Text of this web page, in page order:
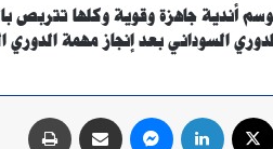
أندية جاهزة وقوية وكلها تتربص
السوداني بعد إنجاز مهمة الدوري
لينكدإن ماسنجر مشاركة عبر البريد